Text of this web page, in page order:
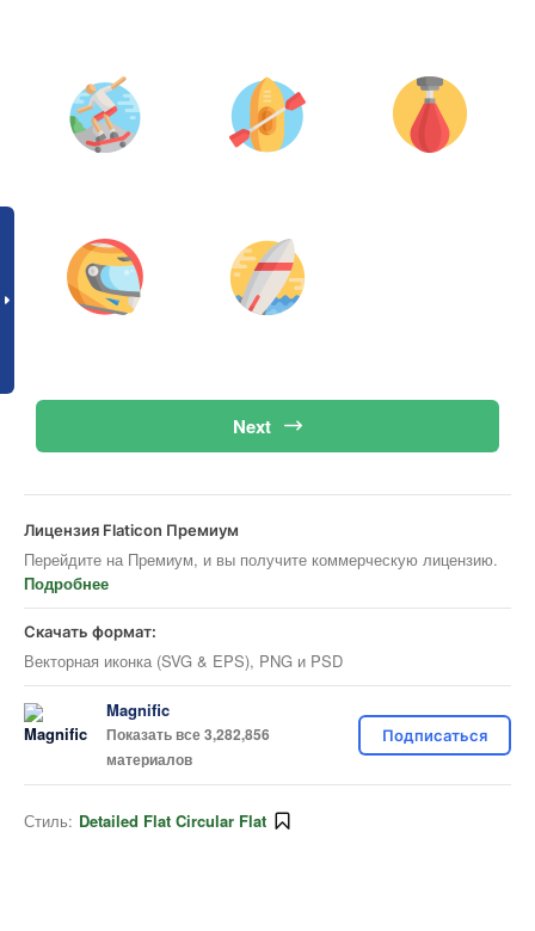
Next
Лицензия Flaticon Премиум
Перейдите на Премиум, и вы получите коммерческую лицензию.
Подробнее
Скачать формат:
Векторная иконка (SVG & EPS), PNG и PSD
Magnific
Показать все 3,282,856
материалов
Подписаться
Стиль: Detailed Flat Circular Flat